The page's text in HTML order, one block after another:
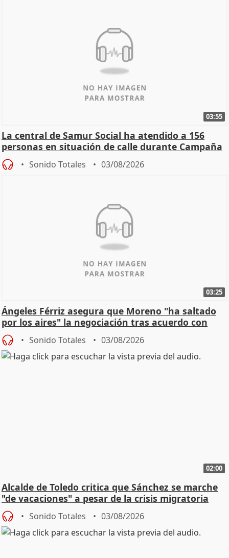
03:55
La central de Samur Social ha atendido a 156
personas en situación de calle durante Campaña
de Calor
Sonido Totales 03/08/2026
03:25
Ángeles Férriz asegura que Moreno "ha saltado
por los aires" la negociación tras acuerdo con
SMA
Sonido Totales 03/08/2026
02:00
Alcalde de Toledo critica que Sánchez se marche
"de vacaciones" a pesar de la crisis migratoria
Sonido Totales 03/08/2026